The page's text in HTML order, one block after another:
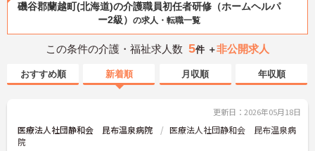
磯谷郡蘭越町(北海道)の介護職員初任者研修（ホームヘルパ
ー2級） の求人・転職一覧
この条件の介護・福祉求人数 5件 ＋非公開求人
おすすめ順 新着順 月収順 年収順
更新日：2026年05月18日
医療法人社団静和会 昆布温泉病院
医療法人社団静和会 昆布温泉病
院